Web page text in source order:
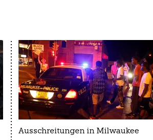
Ausschreitungen in Milwaukee